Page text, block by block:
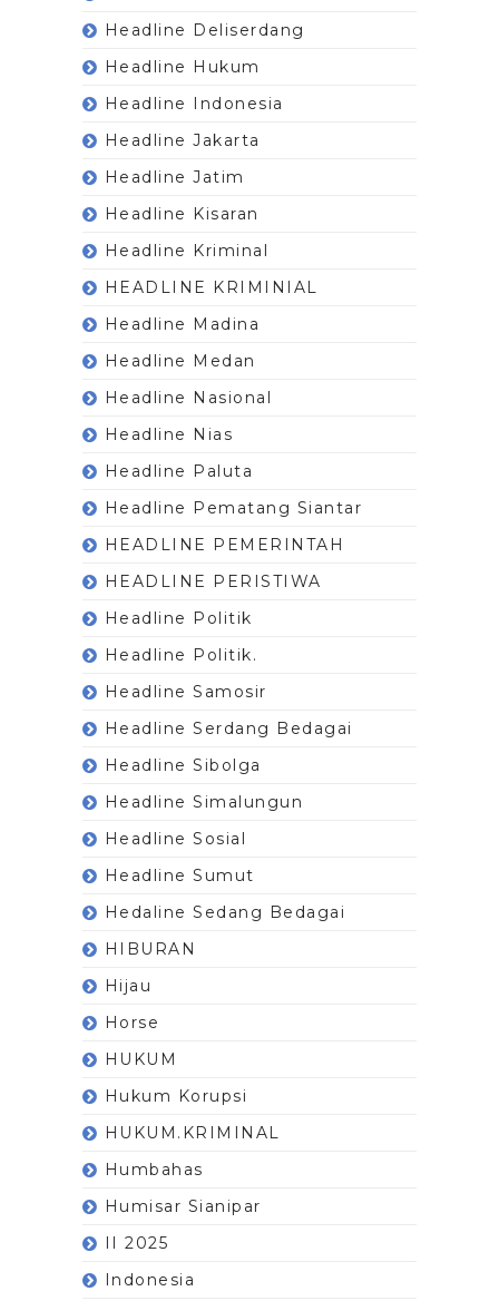
Headline Deliserdang
Headline Hukum
Headline Indonesia
Headline Jakarta
Headline Jatim
Headline Kisaran
Headline Kriminal
HEADLINE KRIMINIAL
Headline Madina
Headline Medan
Headline Nasional
Headline Nias
Headline Paluta
Headline Pematang Siantar
HEADLINE PEMERINTAH
HEADLINE PERISTIWA
Headline Politik
Headline Politik.
Headline Samosir
Headline Serdang Bedagai
Headline Sibolga
Headline Simalungun
Headline Sosial
Headline Sumut
Hedaline Sedang Bedagai
HIBURAN
Hijau
Horse
HUKUM
Hukum Korupsi
HUKUM.KRIMINAL
Humbahas
Humisar Sianipar
II 2025
Indonesia